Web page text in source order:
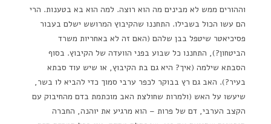
וההורים ממש לא מבינים מה הוא רוצה. למה הוא בא בטענות. הרי
הם עשו הכול בשבילו. התחננו שהקיבוץ המרושש ישלם בעבור
פסיכיאטר שיטפל בבן שלהם (האם זה לא באחריות משרד
הביטחון?), התחננו כל שבוע בפני הוועדה של הקיבוץ. בסוף
הסבתא שילמה (איך? היא גם בת הקיבוץ, או שיש עוד סבתא
בעיר?). האב גם רץ בבוקר לכפר ערבי סמוך כדי להביא לו בשר,
שיעשו על האש (ולמרות שחולצת האב מוכתמת בדם מהחיבוק עם
הקצב הערבי, דם של פרות – הוא מרגיע את יוהנה, החברה